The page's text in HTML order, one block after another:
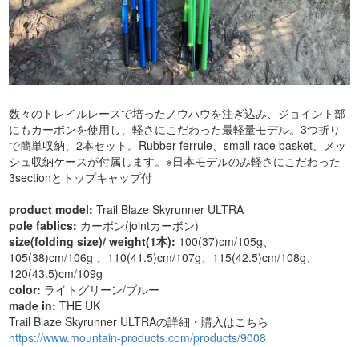
数々のトレイルレースで培ったノウハウを注ぎ込み、ジョイント部
にもカーボンを使用し、軽さにこだわった最軽量モデル。3つ折り
で簡単収納、2本セット。Rubber ferrule、small race basket、メッ
シュ収納ケースが付属します。※日本モデルのみ軽さにこだわった
3sectionとトップキャップ付
product model: Trail Blaze Skyrunner ULTRA
pole fablics: カーボン(jointカーボン)
size(folding size)/ weight(1本): 100(37)cm/105g、
105(38)cm/106g 、110(41.5)cm/107g、115(42.5)cm/108g、
120(43.5)cm/109g
color: ライトグリーン/ブルー
made in: THE UK
Trail Blaze Skyrunner ULTRAの詳細・購入はこちら
https://www.mountain-products.com/products/9008